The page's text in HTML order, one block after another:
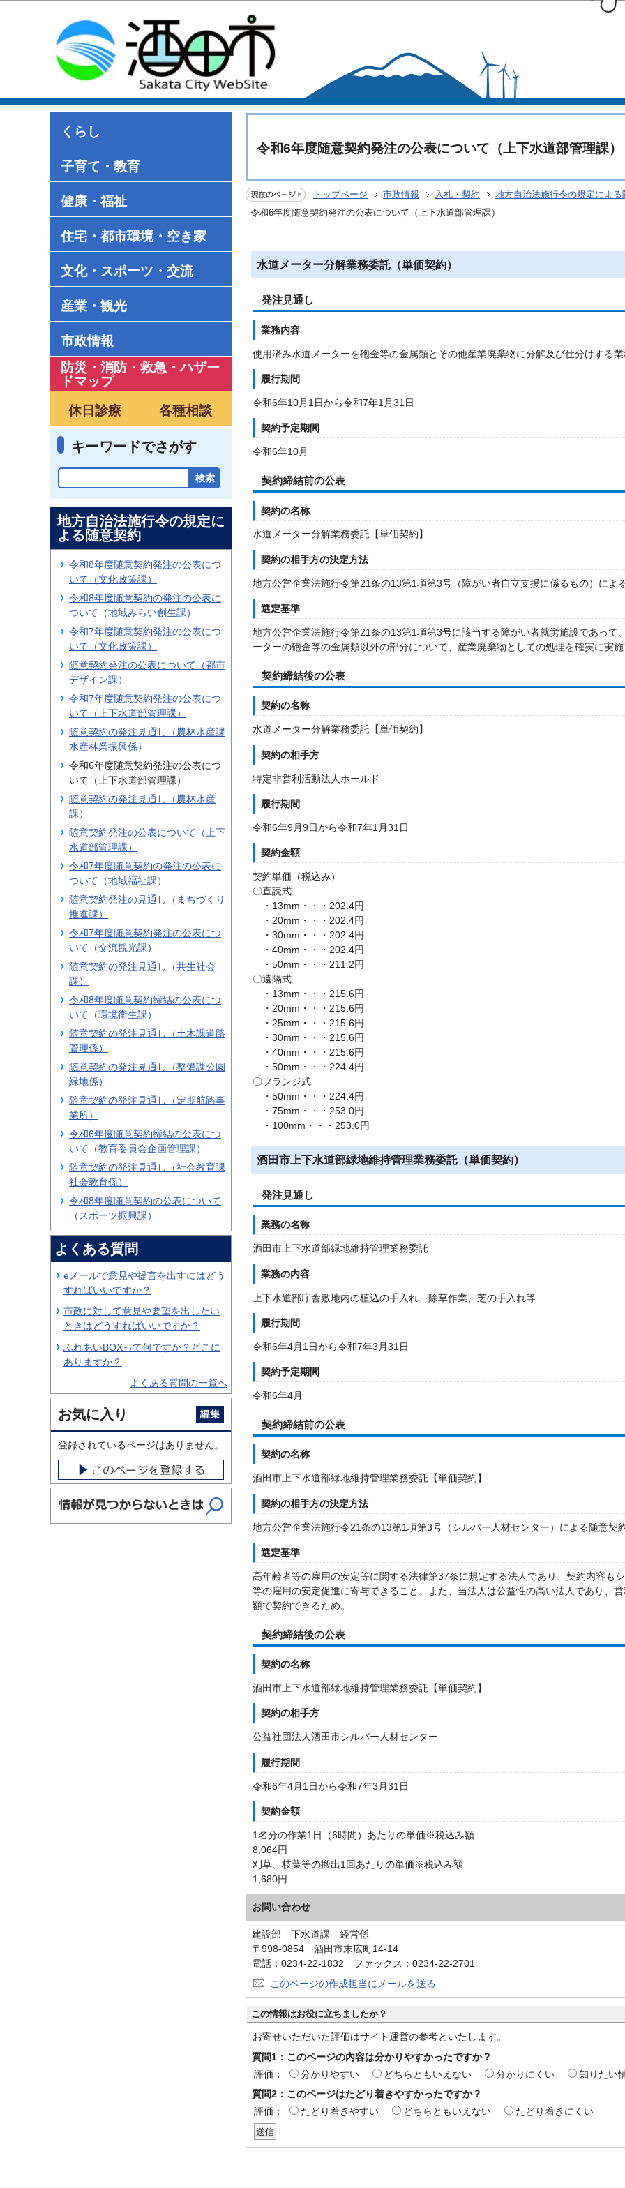
くらし
子育て・教育
健康・福祉
住宅・都市環境・空き家
文化・スポーツ・交流
産業・観光
市政情報
防災・消防・救急 ・ハザー
ドマップ
休日診療
各種相談
キーワードでさがす
令和6年度随意契約発注の公表について（上下水道部管理課）
トップページ 市政情報 入札・契約
地方自治法施行令の規定による
令和6年度随意契約発注の公表について（上下水道部管理課）
水道メーター分解業務委託（単価契約）
発注見通し
業務内容
使用済み水道メーターを砲金等の金属類とその他産業廃棄物に分解及び仕分けする業
履行期間
令和6年10月1日から令和7年1月31日
契約予定期間
令和6年10月
契約締結前の公表
契約の名称
水道メーター分解業務委託【単価契約】
契約の相手方の決定方法
地方公営企業法施行令第21条の13第1項第3号（障がい者自立支援に係るもの）によ
選定基準
地方公営企業法施行令第21条の13第1項第3号に該当する障がい者就労施設であって
ーターの砲金等の金属類以外の部分について、産業廃棄物としての処理を確実に実施
契約締結後の公表
契約の名称
水道メーター分解業務委託【単価契約】
契約の相手方
特定非営利活動法人ホールド
履行期間
令和6年9月9日から令和7年1月31日
契約金額
契約単価（税込み）
〇直読式
・13mm・・・202.4円
・20mm・・・202.4円
・30mm・・・202.4円
・40mm・・・202.4円
・50mm・・・211.2円
〇遠隔式
・13mm・・・215.6円
・20mm・・・215.6円
・25mm・・・215.6円
・30mm・・・215.6円
・40mm・・・215.6円
・50mm・・・224.4円
〇フランジ式
・50mm・・・224.4円
・75mm・・・253.0円
・100mm・・・253.0円
酒田市上下水道部緑地維持管理業務委託（単価契約）
発注見通し
業務の名称
酒田市上下水道部緑地維持管理業務委託
業務の内容
上下水道部庁舎敷地内の植込の手入れ、除草作業、芝の手入れ等
履行期間
令和6年4月1日から令和7年3月31日
契約予定期間
令和6年4月
契約締結前の公表
契約の名称
酒田市上下水道部緑地維持管理業務委託【単価契約】
契約の相手方の決定方法
地方公営企業法施行令21条の13第1項第3号（シルバー人材センター）による随意契
選定基準
高年齢者等の雇用の安定等に関する法律第37条に規定する法人であり、契約内容も
等の雇用の安定促進に寄与できること。また、当法人は公益性の高い法人であり、
額で契約できるため。
契約締結後の公表
契約の名称
酒田市上下水道部緑地維持管理業務委託【単価契約】
契約の相手方
公益社団法人酒田市シルバー人材センター
履行期間
令和6年4月1日から令和7年3月31日
契約金額
1名分の作業1日（6時間）あたりの単価※税込み額
8,064円
刈草、枝葉等の搬出1回あたりの単価※税込み額
1,680円
お問い合わせ
建設部 下水道課 経営係
〒998-0854 酒田市末広町14-14
電話：0234-22-1832 ファックス：0234-22-2701
このページの作成担当にメールを送る
この情報はお役に立ちましたか？
お寄せいただいた評価はサイト運営の参考といたします。
質問1：このページの内容は分かりやすかったですか？
評価：
分かりやすい どちらともいえない 分かりにくい
知りたい
質問2：このページはたどり着きやすかったですか？
評価：
たどり着きやすい どちらともいえない たどり着きにくい
地方自治法施行令の規定に
よる随意契約
令和8年度随意契約発注の公表につ
いて（文化政策課）
令和8年度随意契約の発注の公表に
ついて（地域みらい創生課）
令和7年度随意契約発注の公表につ
いて（文化政策課）
随意契約発注の公表について（都市
デザイン課）
令和7年度随意契約発注の公表につ
いて（上下水道部管理課）
随意契約の発注見通し（農林水産課
水産林業振興係）
令和6年度随意契約発注の公表につ
いて（上下水道部管理課）
随意契約の発注見通し（農林水産
課）
随意契約発注の公表について（上下
水道部管理課）
令和7年度随意契約の発注の公表に
ついて（地域福祉課）
随意契約発注の見通し（まちづくり
推進課）
令和7年度随意契約発注の公表につ
いて（交流観光課）
随意契約の発注見通し（共生社会
課）
令和8年度随意契約締結の公表につ
いて（環境衛生課）
随意契約の発注見通し（土木課道路
管理係）
随意契約の発注見通し（整備課公園
緑地係）
随意契約の発注見通し（定期航路事
業所）
令和6年度随意契約締結の公表につ
いて（教育委員会企画管理課）
随意契約の発注見通し（社会教育課
社会教育係）
令和8年度随意契約の公表について
（スポーツ振興課）
よくある質問
eメールで意見や提言を出すにはどう
すればいいですか？
市政に対して意見や要望を出したい
ときはどうすればいいですか？
ふれあいBOXって何ですか？どこに
ありますか？
よくある質問の一覧へ
お気に入り
登録されているページはありません。